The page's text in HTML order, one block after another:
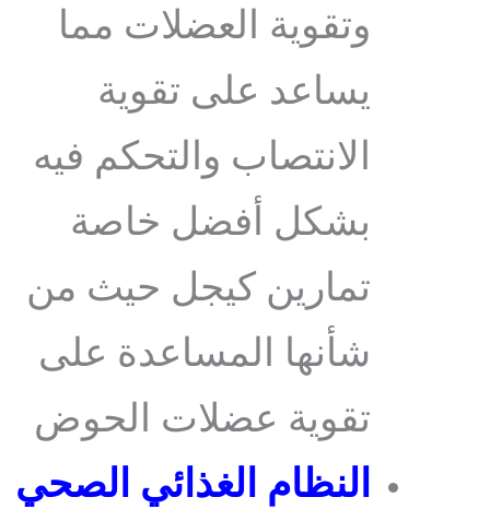
وتقوية العضلات مما
يساعد على تقوية
الانتصاب والتحكم فيه
بشكل أفضل خاصة
تمارين كيجل حيث من
شأنها المساعدة على
تقوية عضلات الحوض
النظام الغذائي الصحي